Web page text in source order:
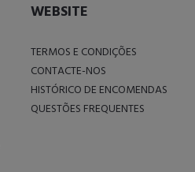
WEBSITE
TERMOS E CONDIÇÕES
CONTACTE-NOS
HISTÓRICO DE ENCOMENDAS
QUESTÕES FREQUENTES